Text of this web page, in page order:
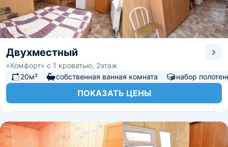
Двухместный
«Комфорт» с 1 кроватью, 2этаж
20м²
собственная ванная комната набор
ПОКАЗАТЬ ЦЕНЫ